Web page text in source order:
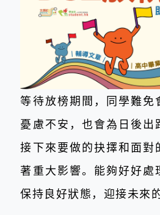
等待放榜期間，同學難免
憂慮不安，也會為日後出
接下來要做的抉擇和面對
著重大影響。能夠好好處
保持良好狀態，迎接未來